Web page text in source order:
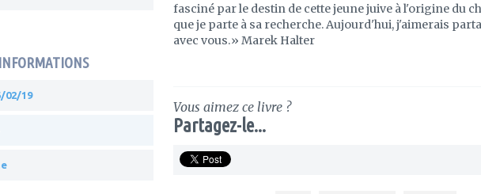
INFORMATIONS
02/19
fasciné par le destin de cette jeune juive à l'origine du
que je parte à sa recherche. Aujourd'hui, j'aimerais
avec vous.» Marek Halter
Vous aimez ce livre ?
Partagez-le...